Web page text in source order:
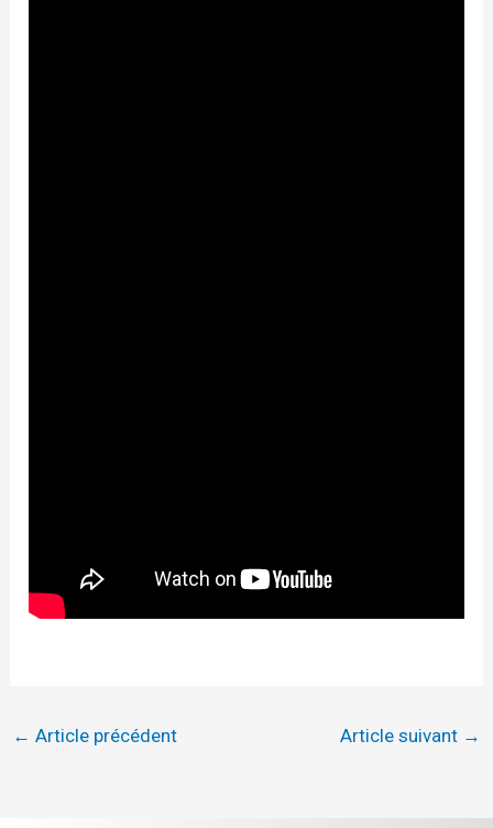
← Article précédent Article suivant →